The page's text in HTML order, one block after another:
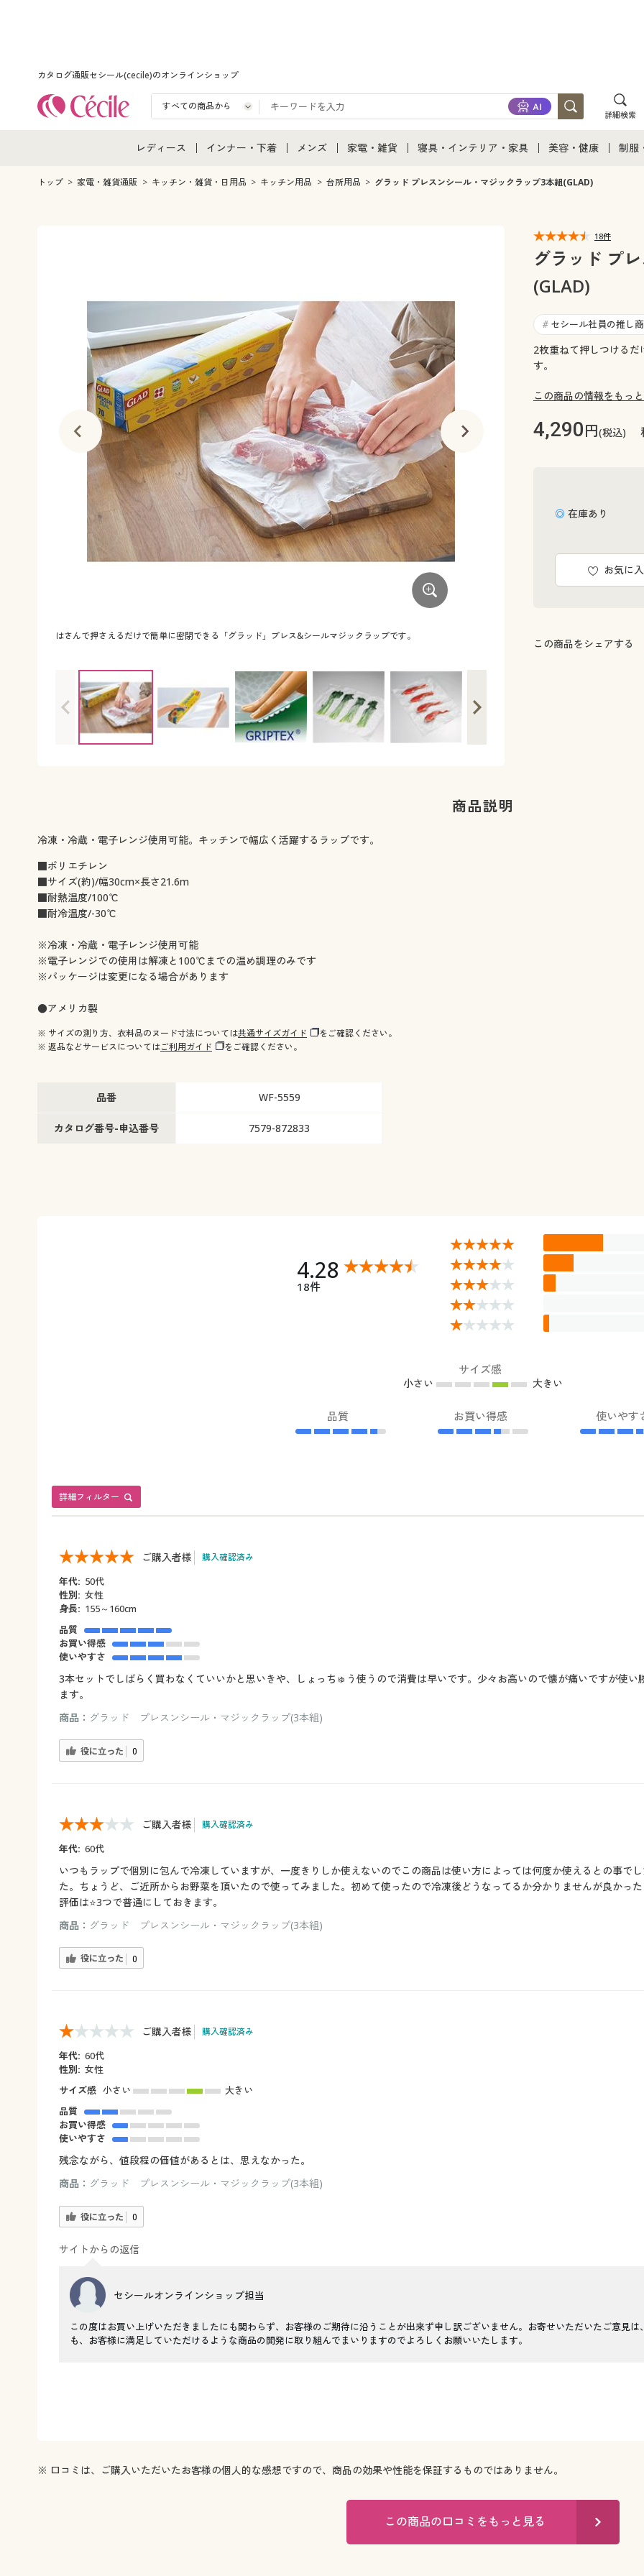
カタログ通販セシール(cecile)のオンラインショップ
詳細検索
レディース
レディース通販すべて
インナー・下着
インナー・下着通販すべて
メンズ
メンズ通販すべて
家電・雑貨
家電・雑貨すべて
寝具・インテリア・家具
寝具・インテリア・家具通販すべて
カーテン・ラグ・ファブリック
美容・健康
美容・健康通販すべて
制服
ジュ
トップ 家電・雑貨通販 キッチン・雑貨・日用品 キッチン用品 台所用品 グラッド プレスンシール・マジックラップ3本組(GLAD)
はさんで押さえるだけで簡単に密閉できる「グラッド」プレス&シールマジックラップです。
18件
グラッド プ
(GLAD)
# セシール社員の推し
2枚重ねて押しつける
す。
この商品の情報をもっ
4,290円(税込)
◎ 在庫あり
お気に
この商品をシェアする
商品説明
冷凍・冷蔵・電子レンジ使用可能。キッチンで幅広く活躍するラップです。
■ポリエチレン
■サイズ(約)/幅30cm×長さ21.6m
■耐熱温度/100℃
■耐冷温度/-30℃
※冷凍・冷蔵・電子レンジ使用可能
※電子レンジでの使用は解凍と100℃までの温め調理のみです
※パッケージは変更になる場合があります
●アメリカ製
※ サイズの測り方、衣料品のヌード寸法については共通サイズガイド
をご確認ください。
※ 返品などサービスについてはご利用ガイド をご確認ください。
品番 WF-5559
カタログ番号-申込番号 7579-872833
4.28
18件
サイズ感
小さい 大きい
品質 お買い得感 使いやす
詳細フィルター
ご購入者様 購入確認済み
年代: 50代
性別: 女性
身長: 155～160cm
品質
お買い得感
使いやすさ
3本セットでしばらく買わなくていいかと思いきや、しょっちゅう使うので消費は早いです。少々お高いので懐が痛いですが使
ます。
商品： グラッド プレスンシール・マジックラップ(3本組)
役に立った 0
ご購入者様 購入確認済み
年代: 60代
いつもラップで個別に包んで冷凍していますが、一度きりしか使えないのでこの商品は使い方によっては何度か使えるとの事で
た。ちょうど、ご近所からお野菜を頂いたので使ってみました。初めて使ったので冷凍後どうなってるか分かりませんが良かっ
評価は⭐️3つで普通にしておきます。
商品： グラッド プレスンシール・マジックラップ(3本組)
役に立った 0
ご購入者様 購入確認済み
年代: 60代
性別: 女性
サイズ感 小さい
大きい
品質
お買い得感
使いやすさ
残念ながら、値段程の価値があるとは、思えなかった。
商品： グラッド プレスンシール・マジックラップ(3本組)
役に立った 0
サイトからの返信
セシールオンラインショップ担当
この度はお買い上げいただきましたにも関わらず、お客様のご期待に沿うことが出来ず申し訳ございません。お寄せいただいたご意見
も、お客様に満足していただけるような商品の開発に取り組んでまいりますのでよろしくお願いいたします。
※ 口コミは、ご購入いただいたお客様の個人的な感想ですので、商品の効果や性能を保証するものではありません。
この商品の口コミをもっと見る